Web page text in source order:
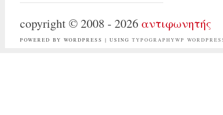
copyright © 2008 - 2026 αντιφωνητής
POWERED BY WORDPRESS | USING TYPOGRAPHYWP